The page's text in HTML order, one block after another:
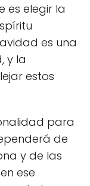
es elegir la
es una
y la
estos
para
de
y de las
ese